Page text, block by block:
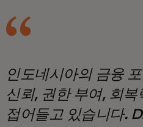
인도네시아의 금융
신뢰, 권한 부여, 회
접어들고 있습니다.